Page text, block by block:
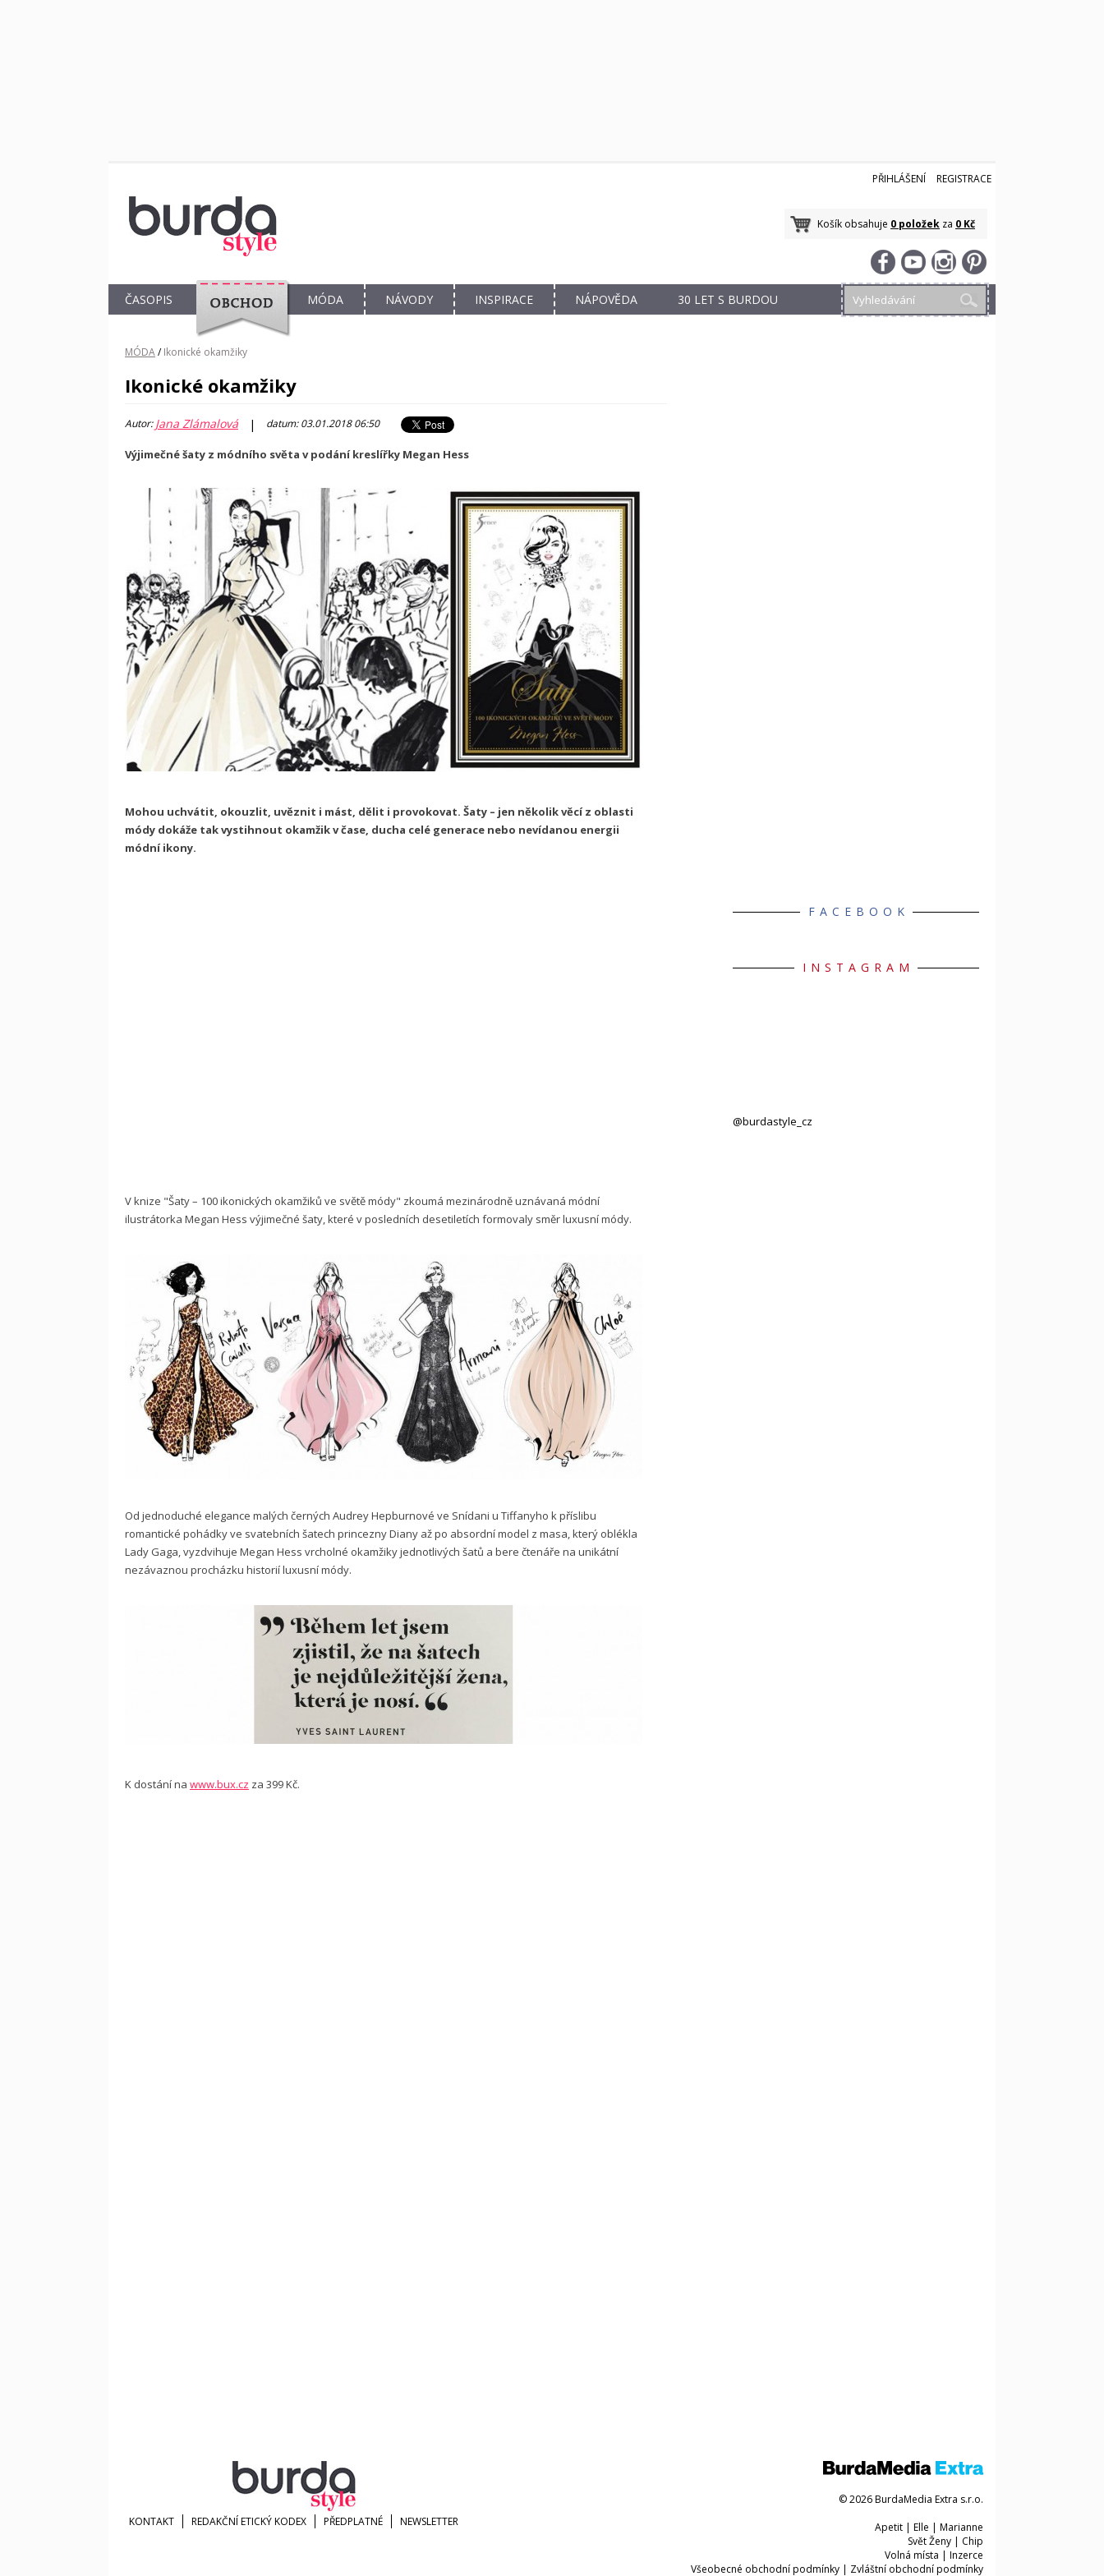
PŘIHLÁŠENÍ REGISTRACE
Košík obsahuje 0 položek za 0 Kč
ČASOPIS
OBCHOD
MÓDA NÁVODY INSPIRACE NÁPOVĚDA 30 LET S BURDOU
MÓDA/ Ikonické okamžiky
Ikonické okamžiky
Autor:Jana Zlámalová | datum: 03.01.2018 06:50
Výjimečné šaty z módního světa v podání kreslířky Megan Hess
Mohou uchvátit, okouzlit, uvěznit i mást, dělit i provokovat. Šaty – jen několik věcí z oblasti
módy dokáže tak vystihnout okamžik v čase, ducha celé generace nebo nevídanou energii
módní ikony.
V knize "Šaty – 100 ikonických okamžiků ve světě módy" zkoumá mezinárodně uznávaná módní
ilustrátorka Megan Hess výjimečné šaty, které v posledních desetiletích formovaly směr luxusní módy.
Od jednoduché elegance malých černých Audrey Hepburnové ve Snídani u Tiffanyho k příslibu
romantické pohádky ve svatebních šatech princezny Diany až po absordní model z masa, který oblékla
Lady Gaga, vyzdvihuje Megan Hess vrcholné okamžiky jednotlivých šatů a bere čtenáře na unikátní
nezávaznou procházku historií luxusní módy.
K dostání na www.bux.cz za 399 Kč.
FACEBOOK
INSTAGRAM
@burdastyle_cz
KONTAKT REDAKČNÍ ETICKÝ KODEX PŘEDPLATNÉ NEWSLETTER
© 2026 BurdaMedia Extra s.r.o.
Apetit | Elle | Marianne
Svět Ženy | Chip
Volná místa | Inzerce
Všeobecné obchodní podmínky | Zvláštní obchodní podmínky